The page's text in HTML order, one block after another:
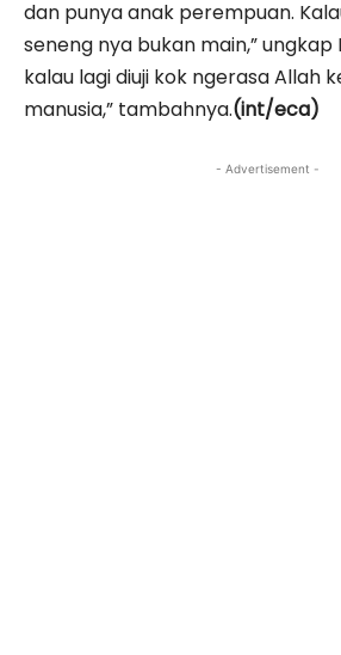
dan punya anak perempuan.
seneng nya bukan main,” ungkap
kalau lagi diuji kok ngerasa Allah
manusia,” tambahnya.(int/eca)
- Advertisement -